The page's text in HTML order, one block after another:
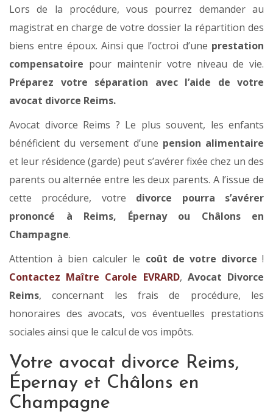
Lors de la procédure, vous pourrez demander au
magistrat en charge de votre dossier la répartition des
biens entre époux. Ainsi que l’octroi d’une prestation
compensatoire pour maintenir votre niveau de vie.
Préparez votre séparation avec l’aide de votre
avocat divorce Reims.
Avocat divorce Reims ? Le plus souvent, les enfants
bénéficient du versement d’une pension alimentaire
et leur résidence (garde) peut s’avérer fixée chez un des
parents ou alternée entre les deux parents. A l’issue de
cette procédure, votre divorce pourra s’avérer
prononcé à Reims, Épernay ou Châlons en
Champagne.
Attention à bien calculer le coût de votre divorce!
Contactez Maître Carole EVRARD, Avocat Divorce
Reims, concernant les frais de procédure, les
honoraires des avocats, vos éventuelles prestations
sociales ainsi que le calcul de vos impôts.
Votre avocat divorce Reims,
Épernay et Châlons en
Champagne